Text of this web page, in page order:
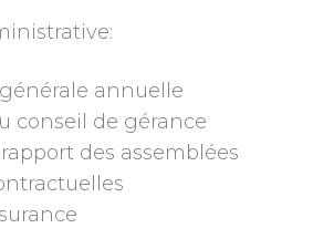
annuelle
conseil de gérance
des assemblées